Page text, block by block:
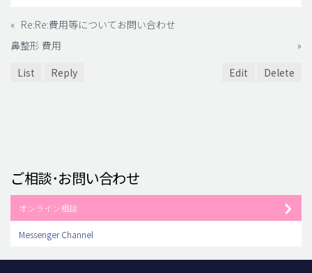
« Re:Re:費用等についてお問い合わせ
鼻整形 費用
»
List
Reply Edit Delete
ご相談･お問い合わせ
オンライン相談
Messenger Channel